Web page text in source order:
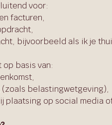
voor:
facturen,
bijvoorbeeld als ik je
op basis van:
belastingwetgeving),
plaatsing op social media